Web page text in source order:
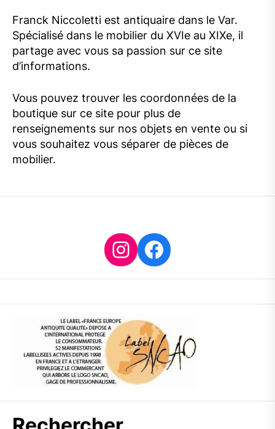
Franck Niccoletti est antiquaire dans le Var.
Spécialisé dans le mobilier du XVIe au XIXe, il
partage avec vous sa passion sur ce site
d’informations.
Vous pouvez trouver les coordonnées de la
boutique sur ce site pour plus de
renseignements sur nos objets en vente ou si
vous souhaitez vous séparer de pièces de
mobilier.
Instagram
Facebook